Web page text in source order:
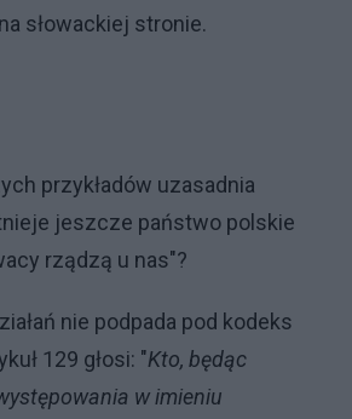
słowackiej stronie.
przykładów uzasadnia
jeszcze państwo polskie
rządzą u nas"?
nie podpada pod kodeks
129 głosi: "Kto, będąc
w imieniu